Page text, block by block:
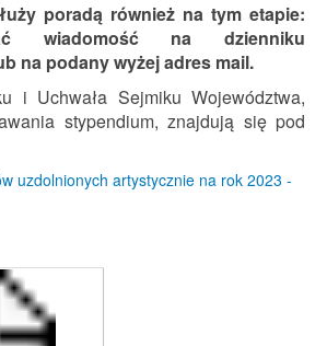
poradą również na tym etapie:
wiadomość na dzienniku
na podany wyżej adres mail.
i Uchwała Sejmiku Województwa,
stypendium, znajdują się pod
uzdolnionych artystycznie na rok 2023 -